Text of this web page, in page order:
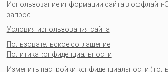
Использование информации сайта в оффлайн-
запрос.
Условия использования сайта
Пользовательское соглашение
Политика конфиденциальности
Изменить настройки конфиденциальности